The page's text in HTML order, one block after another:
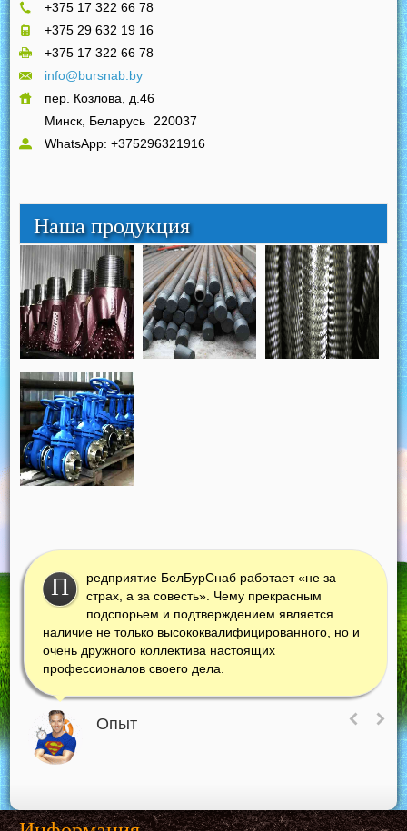
+375 17 322 66 78
+375 29 632 19 16
+375 17 322 66 78
info@bursnab.by
пер. Козлова, д.46
Минск, Беларусь
220037
WhatsApp: +375296321916
Наша продукция
П
редприятие БелБурСнаб работает «не за
страх, а за совесть». Чему прекрасным
подспорьем и подтверждением является
наличие не только высококвалифицированного, но и
очень дружного коллектива настоящих
профессионалов своего дела.
Опыт